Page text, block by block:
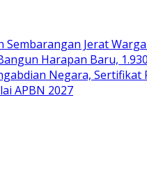
Sembarangan Jerat
Harapan Baru,
Negara,
APBN 2027